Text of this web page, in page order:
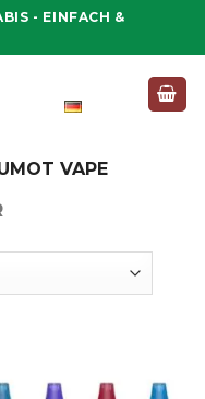
- EINFACH &
VAPE